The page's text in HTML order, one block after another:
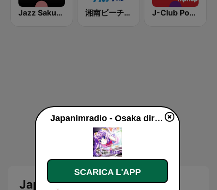
Jazz Sakura - asia DREAM radio 湘南ビーチFM (Shonan Beach FM) J-Club Powerplay HipHop
Japanimradio - Osaka
Japanimradio - Osaka diretta
SCARICA L'APP